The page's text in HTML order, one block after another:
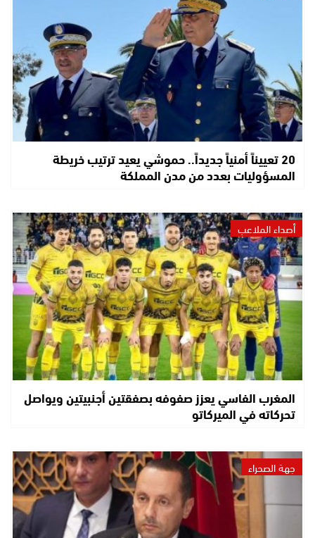
20 تعييناً أمنياً جديداً.. حموشي يعيد ترتيب خريطة
المسؤوليات بعدد من مدن المملكة
أصداء الملاعب
المغرب الفاسي يعزز صفوفه بصفقتين أجنبيتين ويواصل
تحركاته في الميركاتو
جهة الصحراء